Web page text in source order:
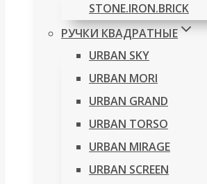
STONE.IRON.BRICK
РУЧКИ КВАДРАТНЫЕ
URBAN SKY
URBAN MORI
URBAN GRAND
URBAN TORSO
URBAN MIRAGE
URBAN SCREEN